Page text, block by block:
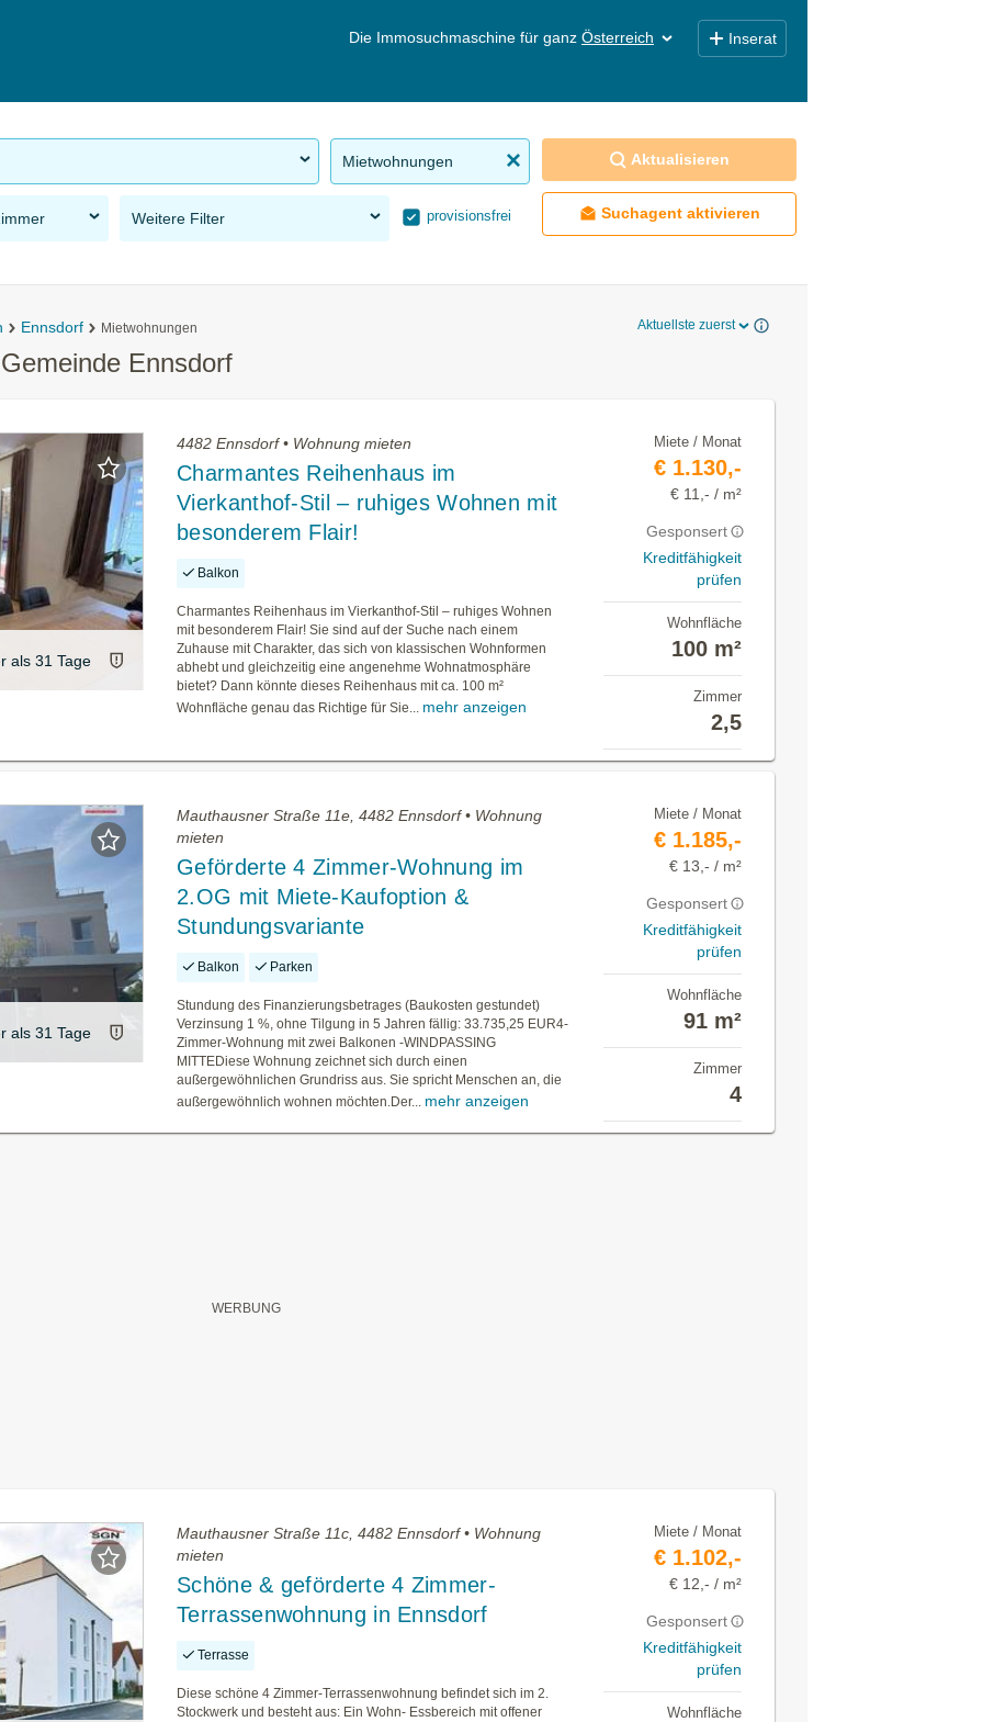
Die Immosuchmaschine für ganz Österreich Inserat
Mietwohnungen
Weitere Filter provisionsfrei
Aktualisieren
Suchagent aktivieren
Ennsdorf Mietwohnungen Aktuellste zuerst
Ennsdorf
als 31 Tage
4482 Ennsdorf • Wohnung mieten
Charmantes Reihenhaus im
Vierkanthof-Stil – ruhiges Wohnen mit
besonderem Flair!
Balkon
Charmantes Reihenhaus im Vierkanthof-Stil – ruhiges Wohnen
mit besonderem Flair! Sie sind auf der Suche nach einem
Zuhause mit Charakter, das sich von klassischen Wohnformen
abhebt und gleichzeitig eine angenehme Wohnatmosphäre
bietet? Dann könnte dieses Reihenhaus mit ca. 100 m²
Wohnfläche genau das Richtige für Sie... mehr anzeigen
Miete / Monat
€ 1.130,-
€ 11,- / m²
Gesponsert
Kreditfähigkeit
prüfen
Wohnfläche
100 m²
Zimmer
2,5
als 31 Tage
Mauthausner Straße 11e, 4482 Ennsdorf • Wohnung
mieten
Geförderte 4 Zimmer-Wohnung im
2.OG mit Miete-Kaufoption &
Stundungsvariante
Balkon Parken
Stundung des Finanzierungsbetrages (Baukosten gestundet)
Verzinsung 1 %, ohne Tilgung in 5 Jahren fällig: 33.735,25 EUR4-
Zimmer-Wohnung mit zwei Balkonen -WINDPASSING
MITTEDiese Wohnung zeichnet sich durch einen
außergewöhnlichen Grundriss aus. Sie spricht Menschen an, die
außergewöhnlich wohnen möchten.Der... mehr anzeigen
Miete / Monat
€ 1.185,-
€ 13,- / m²
Gesponsert
Kreditfähigkeit
prüfen
Wohnfläche
91 m²
Zimmer
4
Mauthausner Straße 11c, 4482 Ennsdorf • Wohnung
mieten
Schöne & geförderte 4 Zimmer-
Terrassenwohnung in Ennsdorf
Terrasse
Diese schöne 4 Zimmer-Terrassenwohnung befindet sich im 2.
Stockwerk und besteht aus: Ein Wohn- Essbereich mit offener
Miete / Monat
€ 1.102,-
€ 12,- / m²
Gesponsert
Kreditfähigkeit
prüfen
Wohnfläche